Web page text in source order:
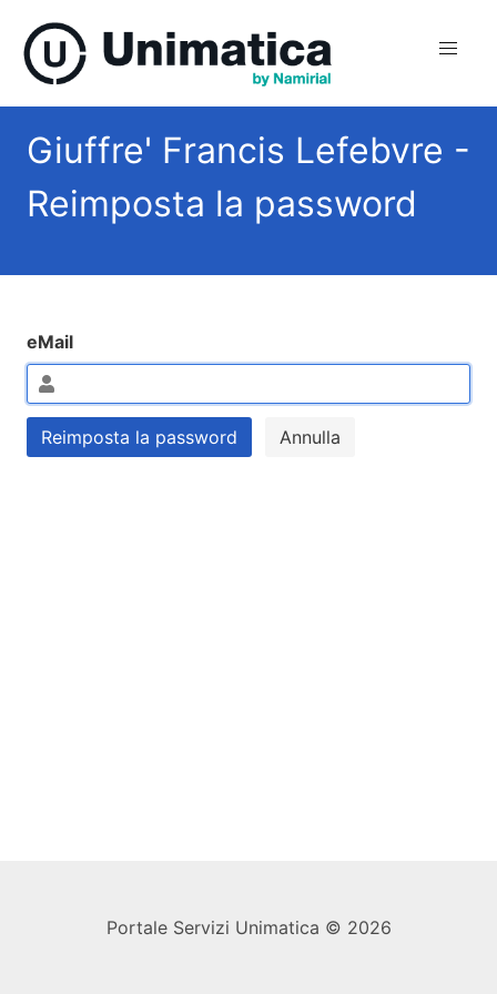
Giuffre' Francis Lefebvre -
Reimposta la password
eMail
Reimposta la password Annulla
Portale Servizi Unimatica © 2026